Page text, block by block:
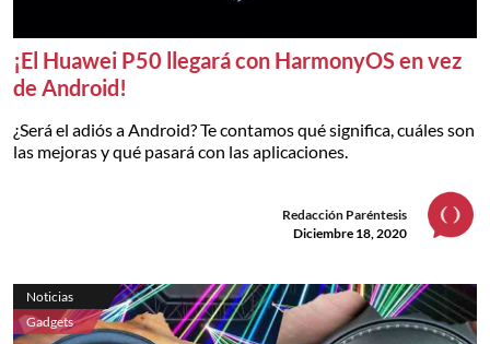
¡El Huawei P50 llegará con HarmonyOS en vez
de Android!
¿Será el adiós a Android? Te contamos qué significa, cuáles son
las mejoras y qué pasará con las aplicaciones.
Redacción Paréntesis
Diciembre 18, 2020
Noticias
Gadgets